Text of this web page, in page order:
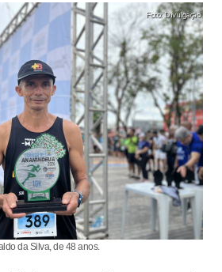
da Silva, de 48 anos.
Foto: Divulgação